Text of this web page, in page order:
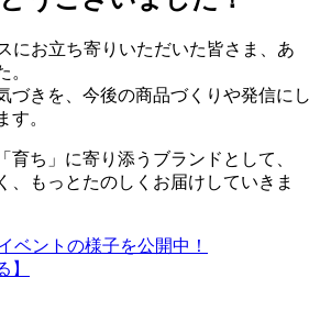
にお立ち寄りいただいた皆さま、あ
。
づきを、今後の商品づくりや発信にし
す。
育ち」に寄り添うブランドとして、
、もっとたのしくお届けしていきま
ベントの様子を公開中！
】